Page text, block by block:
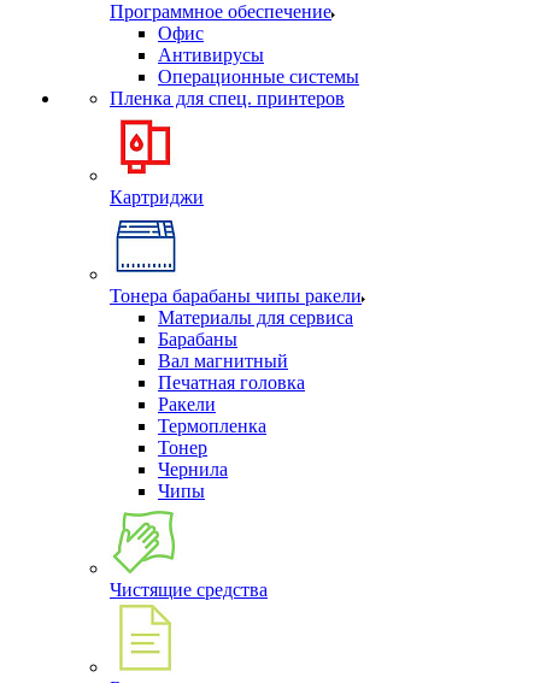
Программное обеспечение
Офис
Антивирусы
Операционные системы
Пленка для спец. принтеров
Картриджи
Тонера барабаны чипы ракели
Материалы для сервиса
Барабаны
Вал магнитный
Печатная головка
Ракели
Термопленка
Тонер
Чернила
Чипы
Чистящие средства